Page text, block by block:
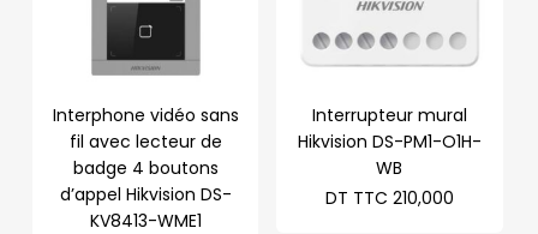
Interphone vidéo sans
fil avec lecteur de
badge 4 boutons
d’appel Hikvision DS-
KV8413-WME1
Interrupteur mural
Hikvision DS-PM1-O1H-
WB
DT TTC 210,000